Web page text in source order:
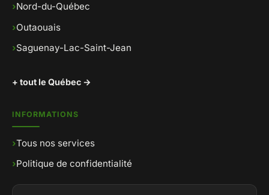
›Nord-du-Québec
›Outaouais
›Saguenay-Lac-Saint-Jean
+ tout le Québec →
INFORMATIONS
›Tous nos services
›Politique de confidentialité